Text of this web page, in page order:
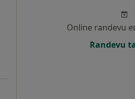
Online randevu
Randevu